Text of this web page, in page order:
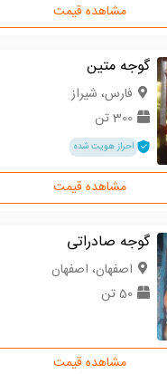
مشاهده قیمت
گوجه متین
فارس، شیراز
300 تن
احراز هویت شده
مشاهده قیمت
گوجه صادراتی
اصفهان، اصفهان
50 تن
مشاهده قیمت